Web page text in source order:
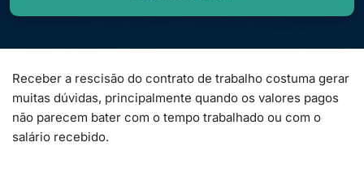
Receber a rescisão do contrato de trabalho costuma gerar
muitas dúvidas, principalmente quando os valores pagos
não parecem bater com o tempo trabalhado ou com o
salário recebido.